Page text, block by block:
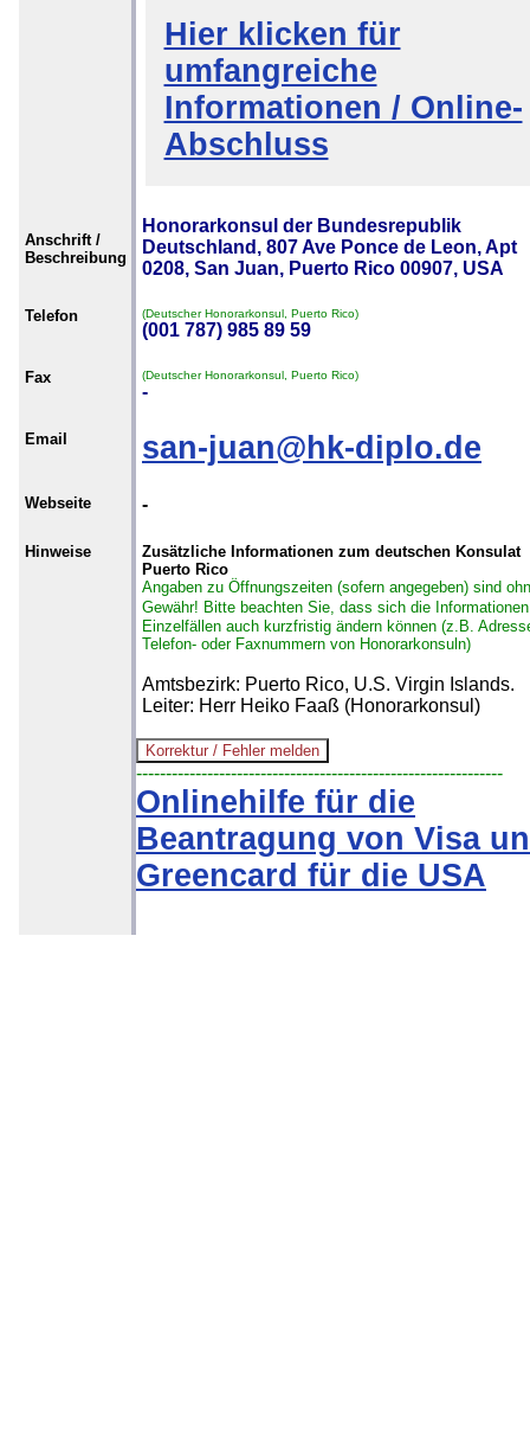
Hier klicken für
umfangreiche
Informationen / Online-
Abschluss
Anschrift /
Beschreibung
Honorarkonsul der Bundesrepublik
Deutschland, 807 Ave Ponce de Leon, Apt
0208, San Juan, Puerto Rico 00907, USA
Telefon (Deutscher Honorarkonsul, Puerto Rico)
(001 787) 985 89 59
Fax (Deutscher Honorarkonsul, Puerto Rico)
-
Email san-juan@hk-diplo.de
Webseite -
Hinweise
Zusätzliche Informationen zum deutschen Konsulat
Puerto Rico
Angaben zu Öffnungszeiten (sofern angegeben) sind
Gewähr! Bitte beachten Sie, dass sich die
Einzelfällen auch kurzfristig ändern können (z.B.
Telefon- oder Faxnummern von Honorarkonsuln)
Amtsbezirk: Puerto Rico, U.S. Virgin Islands.
Leiter: Herr Heiko Faaß (Honorarkonsul)
--------------------------------------------------------------
Onlinehilfe für die
Beantragung von Visa
Greencard für die USA